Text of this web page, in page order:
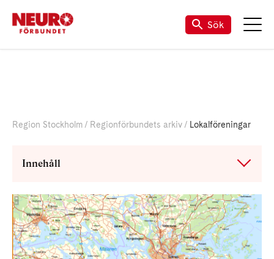
Sök
Region Stockholm Regionförbundets arkiv Lokalföreningar
Innehåll